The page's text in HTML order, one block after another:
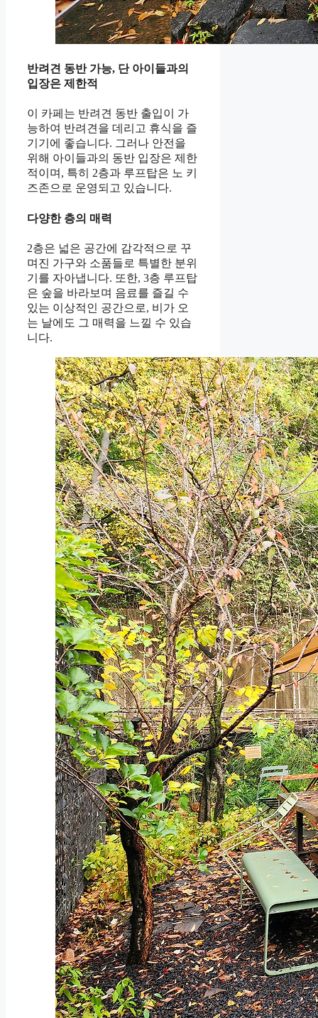
반려견 동반 가능, 단 아이들과의
입장은 제한적
이 카페는 반려견 동반 출입이 가
능하여 반려견을 데리고 휴식을 즐
기기에 좋습니다. 그러나 안전을
위해 아이들과의 동반 입장은 제한
적이며, 특히 2층과 루프탑은 노 키
즈존으로 운영되고 있습니다.
다양한 층의 매력
2층은 넓은 공간에 감각적으로 꾸
며진 가구와 소품들로 특별한 분위
기를 자아냅니다. 또한, 3층 루프탑
은 숲을 바라보며 음료를 즐길 수
있는 이상적인 공간으로, 비가 오
는 날에도 그 매력을 느낄 수 있습
니다.